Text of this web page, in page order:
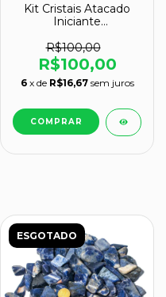
Kit Cristais Atacado
Iniciante
R$100,00
R$100,00
6 x de R$16,67 sem juros
ESGOTADO